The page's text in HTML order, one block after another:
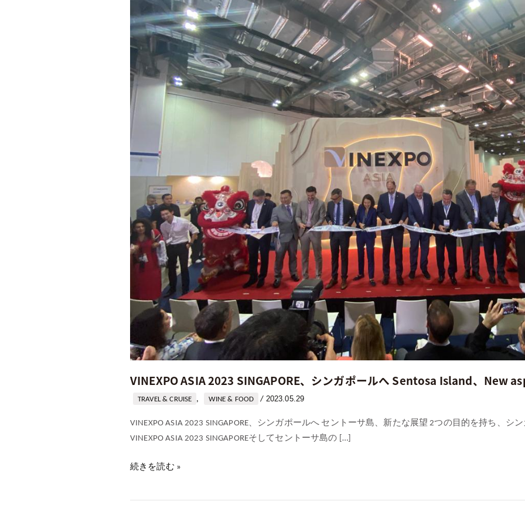
VINEXPO ASIA 2023 SINGAPORE、シンガポールへ Sentosa Island、New
TRAVEL & CRUISE , WINE & FOOD / 2023.05.29
VINEXPO ASIA 2023 SINGAPORE、シンガポールへ セントーサ島、新たな展望 2つの目的を持ち、シ
VINEXPO ASIA 2023 SINGAPOREそしてセントーサ島の […]
2023
SINGAPORE、
シ
ン
ポ
ー
ル
Island、
aspiration
続きを読む »